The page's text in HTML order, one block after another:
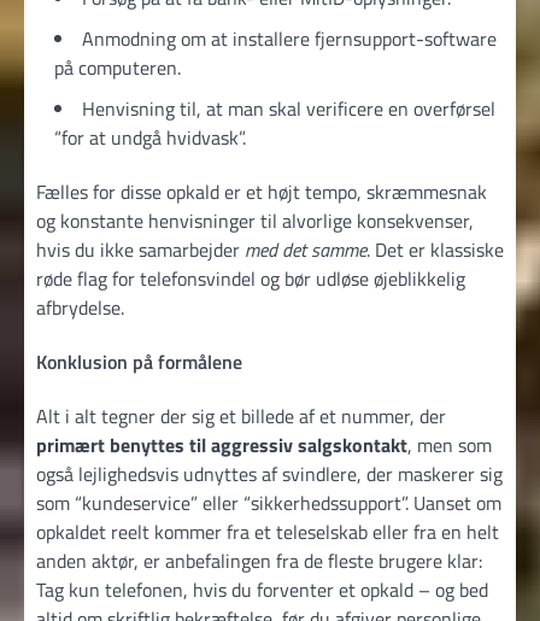
Anmodning om at installere fjern­support-software
på computeren.
Henvisning til, at man skal verificere en overførsel
“for at undgå hvidvask”.
Fælles for disse opkald er et højt tempo, skræmmesnak
og konstante henvisninger til alvorlige konsekvenser,
hvis du ikke samarbejder med det samme. Det er klassiske
røde flag for telefonsvindel og bør udløse øjeblikkelig
afbrydelse.
Konklusion på formålene
Alt i alt tegner der sig et billede af et nummer, der
primært benyttes til aggressiv salgskontakt, men som
også lejlighedsvis udnyttes af svindlere, der maskerer sig
som “kundeservice” eller “sikkerheds­support”. Uanset om
opkaldet reelt kommer fra et teleselskab eller fra en helt
anden aktør, er anbefalingen fra de fleste brugere klar:
Tag kun telefonen, hvis du forventer et opkald – og bed